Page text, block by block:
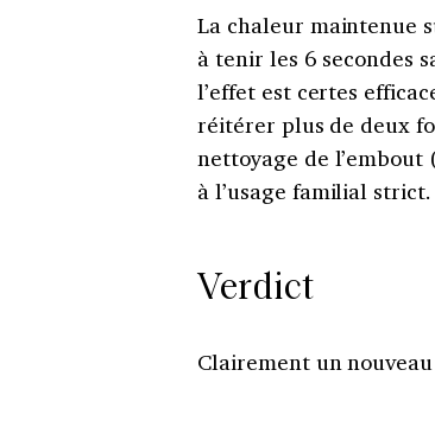
La chaleur maintenue
à tenir les 6 secondes
l’effet est certes
réitérer plus de deux
nettoyage de l’embout
à l’usage familial strict.
Verdict
Clairement un nouveau